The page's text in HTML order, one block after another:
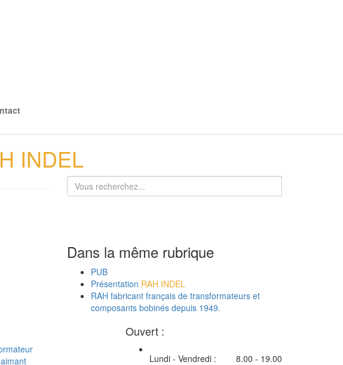
INDEL
Dans la même rubrique
PUB
Présentation RAH INDEL
RAH fabricant français de transformateurs et
composants bobinés depuis 1949.
Ouvert :
Lundi - Vendredi : 8.00 - 19.00